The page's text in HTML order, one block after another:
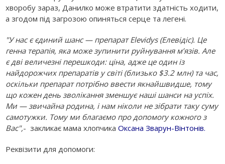
хворобу зараз, Данилко може втратити здатність ходити,
а згодом під загрозою опиняться серце та легені.
"У нас є єдиний шанс — препарат Elevidys (Елевідіс). Це
генна терапія, яка може зупинити руйнування м’язів. Але
є дві величезні перешкоди: ціна, адже це один із
найдорожчих препаратів у світі (близько $3.2 млн) та час,
оскільки препарат потрібно ввести якнайшвидше, тому
що кожен день зволікання зменшує наші шанси на успіх.
Ми — звичайна родина, і нам ніколи не зібрати таку суму
самотужки. Тому ми благаємо про допомогу кожного з
Вас",- закликає мама хлопчикаОксана Зварун-Вінтонів.
Реквізити для допомоги: